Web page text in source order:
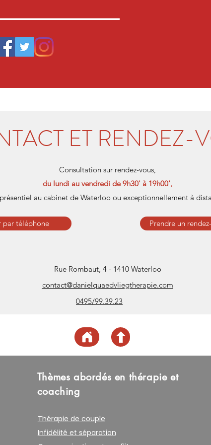
ET RENDEZ-
Consultation sur rendez-vous,
du lundi au vendredi de 9h30' à 19h00',
au cabinet de Waterloo ou exceptionnellement à
par téléphone Prendre un
Rue Rombaut, 4 - 1410 Waterloo
contact@danielquaedvliegtherapie.com
0495/99.39.23
Thèmes abordés en thérapie et
coaching
Thérapie de couple
Infidélité et séparation